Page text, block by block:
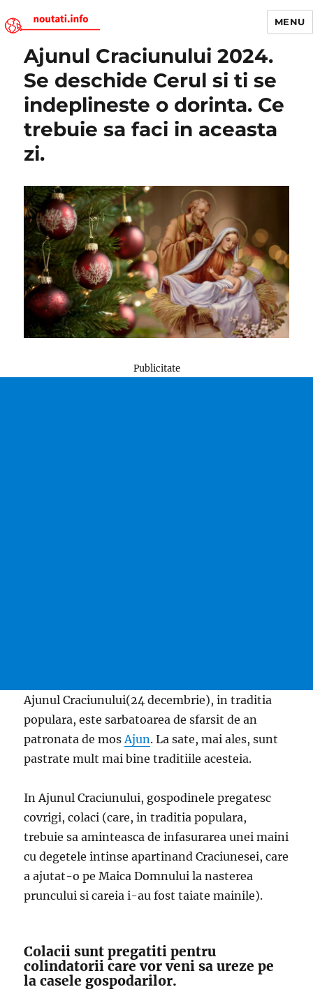
Noutati.Info
MENU
Ajunul Craciunului 2024.
Se deschide Cerul si ti se
indeplineste o dorinta. Ce
trebuie sa faci in aceasta
zi.
Publicitate
Ajunul Craciunului(24 decembrie), in traditia
populara, este sarbatoarea de sfarsit de an
patronata de mos Ajun. La sate, mai ales, sunt
pastrate mult mai bine traditiile acesteia.
In Ajunul Craciunului, gospodinele pregatesc
covrigi, colaci (care, in traditia populara,
trebuie sa aminteasca de infasurarea unei maini
cu degetele intinse apartinand Craciunesei, care
a ajutat-o pe Maica Domnului la nasterea
pruncului si careia i-au fost taiate mainile).
Colacii sunt pregatiti pentru
colindatorii care vor veni sa ureze pe
la casele gospodarilor.